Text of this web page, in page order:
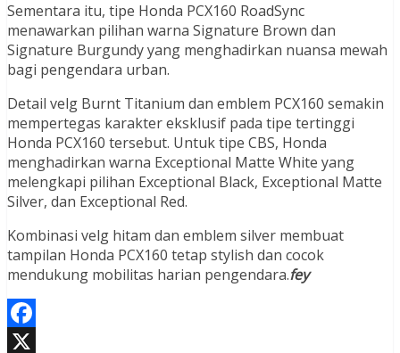
Sementara itu, tipe Honda PCX160 RoadSync
menawarkan pilihan warna Signature Brown dan
Signature Burgundy yang menghadirkan nuansa mewah
bagi pengendara urban.
Detail velg Burnt Titanium dan emblem PCX160 semakin
mempertegas karakter eksklusif pada tipe tertinggi
Honda PCX160 tersebut. Untuk tipe CBS, Honda
menghadirkan warna Exceptional Matte White yang
melengkapi pilihan Exceptional Black, Exceptional Matte
Silver, dan Exceptional Red.
Kombinasi velg hitam dan emblem silver membuat
tampilan Honda PCX160 tetap stylish dan cocok
mendukung mobilitas harian pengendara.fey
Facebook